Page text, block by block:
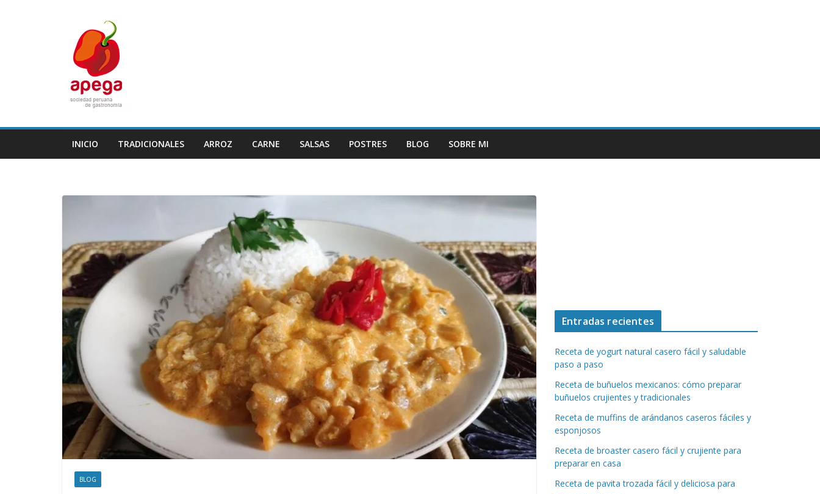
INICIO TRADICIONALES ARROZ CARNE SALSAS POSTRES BLOG SOBRE MI
BLOG
Entradas recientes
Receta de yogurt natural casero fácil y saludable
paso a paso
Receta de buñuelos mexicanos: cómo preparar
buñuelos crujientes y tradicionales
Receta de muffins de arándanos caseros fáciles y
esponjosos
Receta de broaster casero fácil y crujiente para
preparar en casa
Receta de pavita trozada fácil y deliciosa para